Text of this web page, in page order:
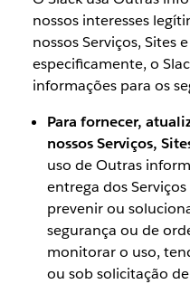
nossos interesses
nossos Serviços, Sites
especificamente, o
informações para os
Para fornecer,
nossos Serviços,
uso de Outras
entrega dos
prevenir ou
segurança ou de
monitorar o uso,
ou sob solicitação